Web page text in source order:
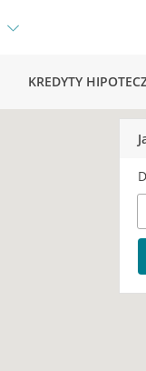
KREDYTY